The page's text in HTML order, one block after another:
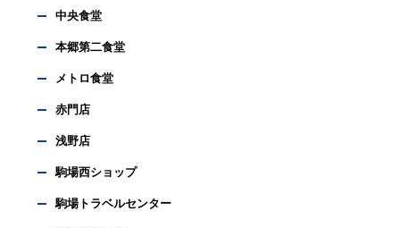
中央食堂
本郷第二食堂
メトロ食堂
赤門店
浅野店
駒場西ショップ
駒場トラベルセンター